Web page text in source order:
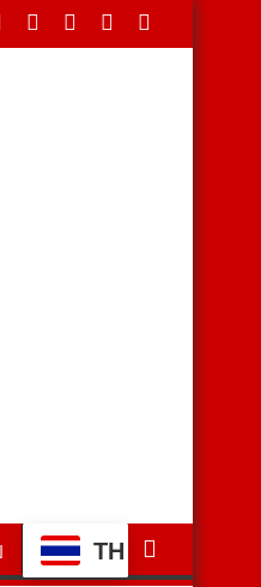
ไทยส่งออกแล้วเกือบ 1.11
TH